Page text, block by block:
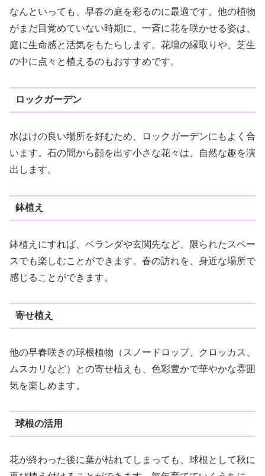
なんといっても、早春の庭を彩るのに最適です。他の植物
がまだ目覚めていない時期に、一斉に花を咲かせる姿は、
庭に生命感と活気をもたらします。花壇の縁取りや、芝生
の中に点々と植えるのもおすすめです。
ロックガーデン
水はけの良い場所を好むため、ロックガーデンにもよく合
います。石の間から顔を出す小さな花々は、自然な趣を演
出します。
鉢植え
鉢植えにすれば、ベランダや玄関先など、限られたスペー
スでも楽しむことができます。春の訪れを、身近な場所で
感じることができます。
寄せ植え
他の早春咲きの球根植物（スノードロップ、クロッカス、
ムスカリなど）との寄せ植えも、色彩豊かで華やかな雰囲
気を楽しめます。
球根の活用
花が終わった後に葉が枯れてしまっても、球根として秋に